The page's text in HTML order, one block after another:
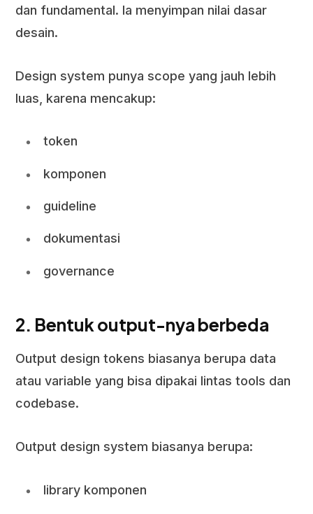
dan fundamental. Ia menyimpan nilai dasar
desain.
Design system punya scope yang jauh lebih
luas, karena mencakup:
token
komponen
guideline
dokumentasi
governance
2. Bentuk output-nya berbeda
Output design tokens biasanya berupa data
atau variable yang bisa dipakai lintas tools dan
codebase.
Output design system biasanya berupa:
library komponen